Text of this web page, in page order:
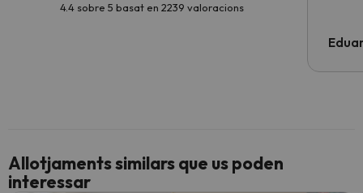
4.4 sobre 5 basat en 2239 valoracions
Allotjaments similars que us poden
interessar